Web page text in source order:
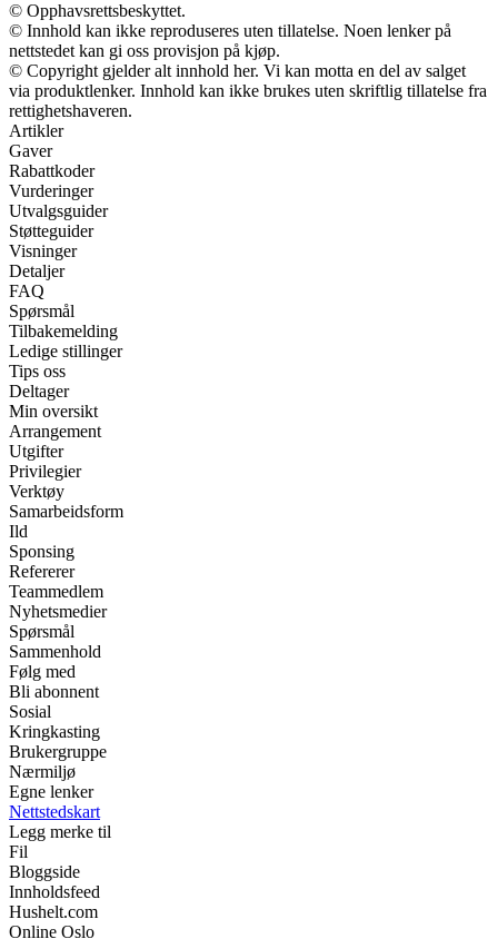
© Opphavsrettsbeskyttet.
© Innhold kan ikke reproduseres uten tillatelse. Noen lenker på
nettstedet kan gi oss provisjon på kjøp.
© Copyright gjelder alt innhold her. Vi kan motta en del av salget
via produktlenker. Innhold kan ikke brukes uten skriftlig tillatelse fra
rettighetshaveren.
Artikler
Gaver
Rabattkoder
Vurderinger
Utvalgsguider
Støtteguider
Visninger
Detaljer
FAQ
Spørsmål
Tilbakemelding
Ledige stillinger
Tips oss
Deltager
Min oversikt
Arrangement
Utgifter
Privilegier
Verktøy
Samarbeidsform
Ild
Sponsing
Refererer
Teammedlem
Nyhetsmedier
Spørsmål
Sammenhold
Følg med
Bli abonnent
Sosial
Kringkasting
Brukergruppe
Nærmiljø
Egne lenker
Nettstedskart
Legg merke til
Fil
Bloggside
Innholdsfeed
Hushelt.com
Online Oslo